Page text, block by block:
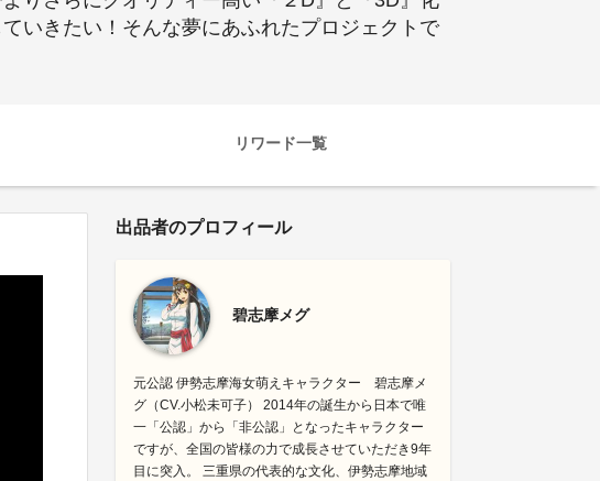
いきたい！そんな夢にあふれたプロジェクトで
リワード一覧
出品者のプロフィール
碧志摩メグ
元公認 伊勢志摩海女萌えキャラクター 碧志摩メ
グ（CV.小松未可子） 2014年の誕生から日本で唯
一「公認」から「非公認」となったキャラクター
ですが、全国の皆様の力で成長させていただき9年
目に突入。 三重県の代表的な文化、伊勢志摩地域